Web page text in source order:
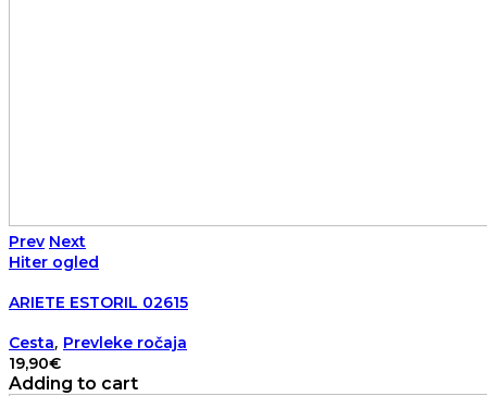
Prev Next
Hiter ogled
ARIETE ESTORIL 02615
Cesta, Prevleke ročaja
19,90€
Adding to cart